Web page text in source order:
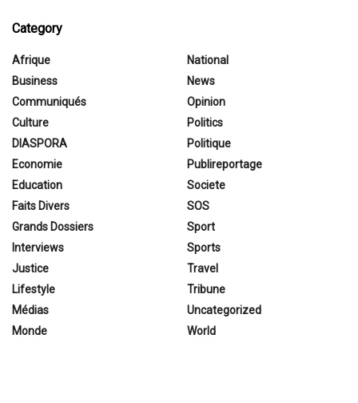
Category
Afrique
Business
Communiqués
Culture
DIASPORA
Economie
Education
Faits Divers
Grands Dossiers
Interviews
Justice
Lifestyle
Médias
Monde
National
News
Opinion
Politics
Politique
Publireportage
Societe
SOS
Sport
Sports
Travel
Tribune
Uncategorized
World